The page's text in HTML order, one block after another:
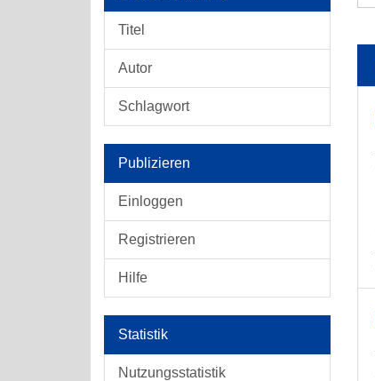
Titel
Autor
Schlagwort
Publizieren
Einloggen
Registrieren
Hilfe
Statistik
Nutzungsstatistik